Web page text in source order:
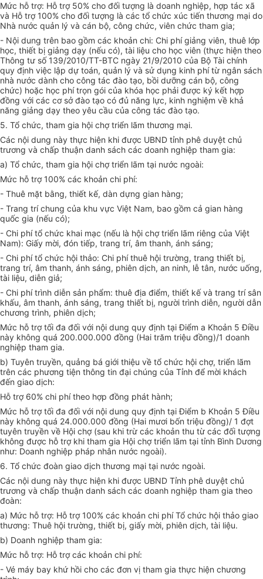
Mức hỗ trợ: Hỗ trợ 50% cho đối tượng là doanh nghiệp, hợp tác xã
và Hỗ trợ 100% cho đối tượng là các tổ chức xúc tiến thương mại do
Nhà nước quản lý và cán bộ, công chức, viên chức tham gia;
- Nội dung trên bao gồm các khoản chi: Chi phí giảng viên, thuê lớp
học, thiết bị giảng dạy (nếu có), tài liệu cho học viên (thực hiện theo
Thông tư số 139/2010/TT-BTC ngày 21/9/2010 của Bộ Tài chính
quy định việc lập dự toán, quản lý và sử dụng kinh phí từ ngân sách
nhà nước dành cho công tác đào tạo, bồi dưỡng cán bộ, công
chức) hoặc học phí trọn gói của khóa học phải được ký kết hợp
đồng với các cơ sở đào tạo có đủ năng lực, kinh nghiệm về khả
năng giảng dạy theo yêu cầu của công tác đào tạo.
5. Tổ chức, tham gia hội chợ triển lãm thương mại.
Các nội dung này thực hiện khi được UBND tỉnh phê duyệt chủ
trương và chấp thuận danh sách các doanh nghiệp tham gia:
a) Tổ chức, tham gia hội chợ triển lãm tại nước ngoài:
Mức hỗ trợ 100% các khoản chi phí:
- Thuê mặt bằng, thiết kế, dàn dựng gian hàng;
- Trang trí chung của khu vực Việt Nam, bao gồm cả gian hàng
quốc gia (nếu có);
- Chi phí tổ chức khai mạc (nếu là hội chợ triển lãm riêng của Việt
Nam): Giấy mời, đón tiếp, trang trí, âm thanh, ánh sáng;
- Chi phí tổ chức hội thảo: Chi phí thuê hội trường, trang thiết bị,
trang trí, âm thanh, ánh sáng, phiên dịch, an ninh, lễ tân, nước uống,
tài liệu, diễn giả;
- Chi phí trình diễn sản phẩm: thuê địa điểm, thiết kế và trang trí sân
khấu, âm thanh, ánh sáng, trang thiết bị, người trình diễn, người dẫn
chương trình, phiên dịch;
Mức hỗ trợ tối đa đối với nội dung quy định tại Điểm a Khoản 5 Điều
này không quá 200.000.000 đồng (Hai trăm triệu đồng)/1 doanh
nghiệp tham gia.
b) Tuyên truyền, quảng bá giới thiệu về tổ chức hội chợ, triển lãm
trên các phương tiện thông tin đại chúng của Tỉnh để mời khách
đến giao dịch:
Hỗ trợ 60% chi phí theo hợp đồng phát hành;
Mức hỗ trợ tối đa đối với nội dung quy định tại Điểm b Khoản 5 Điều
này không quá 24.000.000 đồng (Hai mươi bốn triệu đồng)/ 1 đợt
tuyên truyền về Hội chợ (sau khi trừ các khoản thu từ các đối tượng
không được hỗ trợ khi tham gia Hội chợ triển lãm tại tỉnh Bình Dương
như: Doanh nghiệp pháp nhân nước ngoài).
6. Tổ chức đoàn giao dịch thương mại tại nước ngoài.
Các nội dung này thực hiện khi được UBND Tỉnh phê duyệt chủ
trương và chấp thuận danh sách các doanh nghiệp tham gia theo
đoàn:
a) Mức hỗ trợ: Hỗ trợ 100% các khoản chi phí Tổ chức hội thảo giao
thương: Thuê hội trường, thiết bị, giấy mời, phiên dịch, tài liệu.
b) Doanh nghiệp tham gia:
Mức hỗ trợ: Hỗ trợ các khoản chi phí:
- Vé máy bay khứ hồi cho các đơn vị tham gia thực hiện chương